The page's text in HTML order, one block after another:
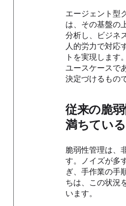
エージェント型
は、その基盤の
分析し、ビジネ
人的労力で対応
トを実現します。
ユースケースで
決定づけるもの
従来の脆
満ちている
脆弱性管理は、
す。ノイズが多
ぎ、手作業の手
ちは、この状況
います。